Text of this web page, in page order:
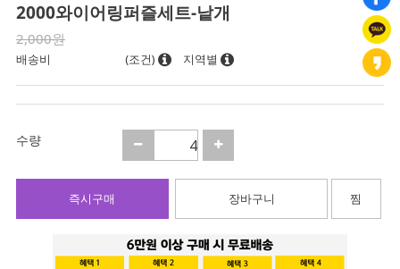
2000와이어링퍼즐세트-낱개
2,000원
배송비 (조건) 지역별
수량
즉시구매 장바구니 찜